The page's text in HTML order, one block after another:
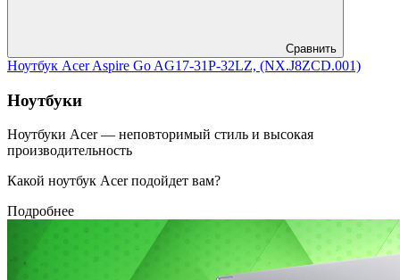
Сравнить
Ноутбук Acer Aspire Go AG17-31P-32LZ, (NX.J8ZCD.001)
Ноутбуки
Ноутбуки Acer — неповторимый стиль и высокая
производительность
Какой ноутбук Acer подойдет вам?
Подробнее